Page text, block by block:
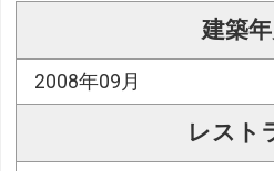
建築年
2008年09月
レスト